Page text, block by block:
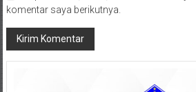
komentar saya berikutnya.